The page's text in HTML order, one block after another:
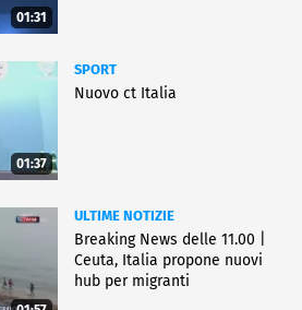
01:31
01:37
SPORT
Nuovo ct Italia
ULTIME NOTIZIE
Breaking News delle 11.00 |
Ceuta, Italia propone nuovi
hub per migranti